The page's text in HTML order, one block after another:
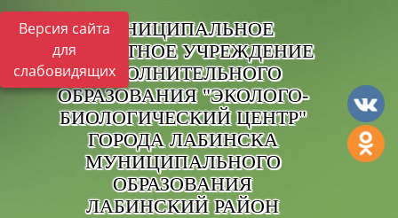
Версия сайта
для
слабовидящих
МУНИЦИПАЛЬНОЕ
БЮДЖЕТНОЕ УЧРЕЖДЕНИЕ
ДОПОЛНИТЕЛЬНОГО
ОБРАЗОВАНИЯ "ЭКОЛОГО-
БИОЛОГИЧЕСКИЙ ЦЕНТР"
ГОРОДА ЛАБИНСКА
МУНИЦИПАЛЬНОГО
ОБРАЗОВАНИЯ
ЛАБИНСКИЙ РАЙОН